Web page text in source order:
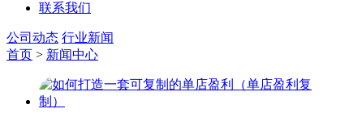
联系我们
公司动态 行业新闻
首页 > 新闻中心